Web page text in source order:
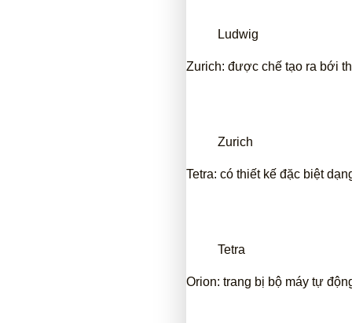
Ludwig
Zurich: được chế tạo ra bới
Zurich
Tetra: có thiết kế đặc biệt
Tetra
Orion: trang bị bộ máy tự